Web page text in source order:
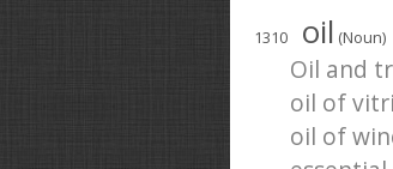
1310 oil (Noun)
Oil and
oil of
oil of